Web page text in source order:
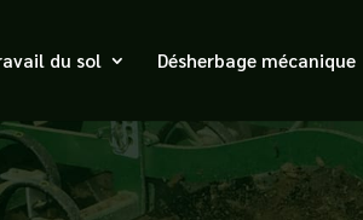
du sol Désherbage mécanique